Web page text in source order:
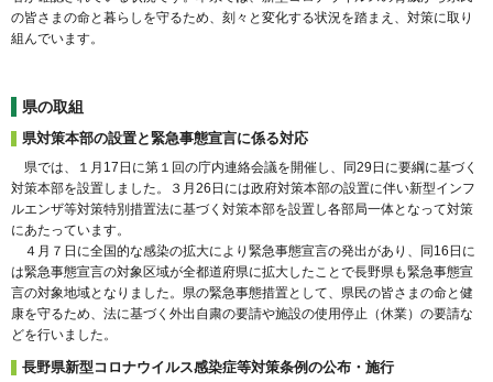
の皆さまの命と暮らしを守るため、刻々と変化する状況を踏まえ、対策に取り
組んでいます。
県の取組
県対策本部の設置と緊急事態宣言に係る対応
県では、１月17日に第１回の庁内連絡会議を開催し、同29日に要綱に基づく
対策本部を設置しました。３月26日には政府対策本部の設置に伴い新型インフ
ルエンザ等対策特別措置法に基づく対策本部を設置し各部局一体となって対策
にあたっています。
４月７日に全国的な感染の拡大により緊急事態宣言の発出があり、同16日に
は緊急事態宣言の対象区域が全都道府県に拡大したことで長野県も緊急事態宣
言の対象地域となりました。県の緊急事態措置として、県民の皆さまの命と健
康を守るため、法に基づく外出自粛の要請や施設の使用停止（休業）の要請な
どを行いました。
長野県新型コロナウイルス感染症等対策条例の公布・施行